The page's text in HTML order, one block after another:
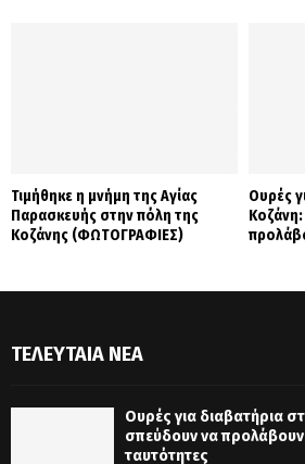
Τιμήθηκε η μνήμη της Αγίας
Παρασκευής στην πόλη της
Κοζάνης (ΦΩΤΟΓΡΑΦΙΕΣ)
Ουρές
ΤΕΛΕΥΤΑΊΑ ΝΈΑ
Ουρές για διαβατήρια
σπεύδουν να προλάβουν
ταυτότητες